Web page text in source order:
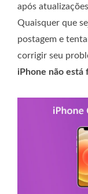
após
Quaisquer que
postagem e
corrigir seu
iPhone não está